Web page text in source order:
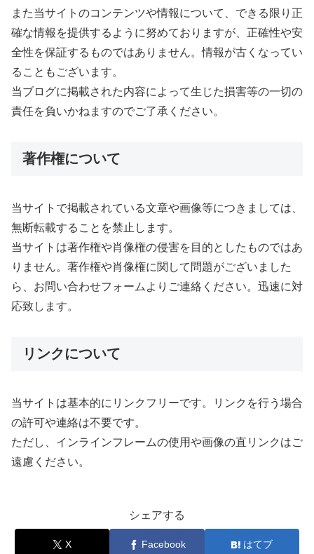
また当サイトのコンテンツや情報について、できる限り正
確な情報を提供するように努めておりますが、正確性や安
全性を保証するものではありません。情報が古くなってい
ることもございます。
当ブログに掲載された内容によって生じた損害等の一切の
責任を負いかねますのでご了承ください。
著作権について
当サイトで掲載されている文章や画像等につきましては、
無断転載することを禁止します。
当サイトは著作権や肖像権の侵害を目的としたものではあ
りません。著作権や肖像権に関して問題がございました
ら、お問い合わせフォームよりご連絡ください。迅速に対
応致します。
リンクについて
当サイトは基本的にリンクフリーです。リンクを行う場合
の許可や連絡は不要です。
ただし、インラインフレームの使用や画像の直リンクはご
遠慮ください。
シェアする
X Facebook はてブ